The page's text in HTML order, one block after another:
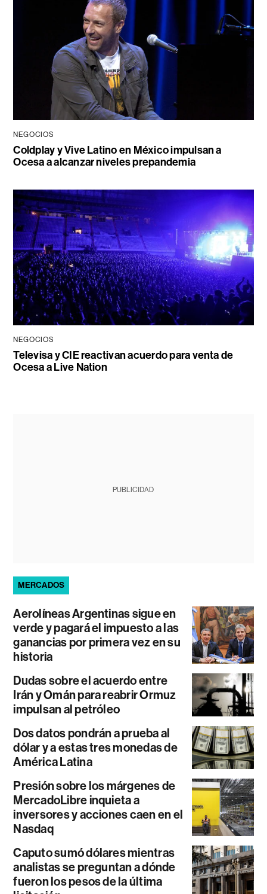
NEGOCIOS
Coldplay y Vive Latino en México impulsan a
Ocesa a alcanzar niveles prepandemia
NEGOCIOS
Televisa y CIE reactivan acuerdo para venta de
Ocesa a Live Nation
PUBLICIDAD
MERCADOS
Aerolíneas Argentinas sigue en
verde y pagará el impuesto a las
ganancias por primera vez en su
historia
Dudas sobre el acuerdo entre
Irán y Omán para reabrir Ormuz
impulsan al petróleo
Dos datos pondrán a prueba al
dólar y a estas tres monedas de
América Latina
Presión sobre los márgenes de
MercadoLibre inquieta a
inversores y acciones caen en el
Nasdaq
Caputo sumó dólares mientras
analistas se preguntan a dónde
fueron los pesos de la última